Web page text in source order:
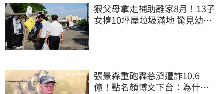
狠父母拿走補助離家8月！13子
女擠10坪屋垃圾滿地 驚見幼童
張景森重砲轟慈濟遭詐10.6
億！點名顏博文下台：為什麼